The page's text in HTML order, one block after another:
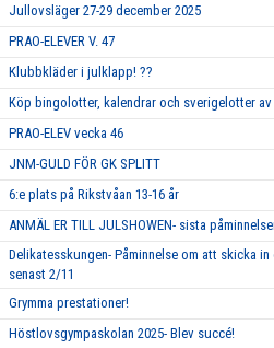
Jullovsläger 27-29 december 2025
PRAO-ELEVER V. 47
Klubbkläder i julklapp! ??
Köp bingolotter, kalendrar och sverigelotter
PRAO-ELEV vecka 46
JNM-GULD FÖR GK SPLITT
6:e plats på Rikstvåan 13-16 år
ANMÄL ER TILL JULSHOWEN- sista
Delikatesskungen- Påminnelse om att skicka
senast 2/11
Grymma prestationer!
Höstlovsgympaskolan 2025- Blev succé!